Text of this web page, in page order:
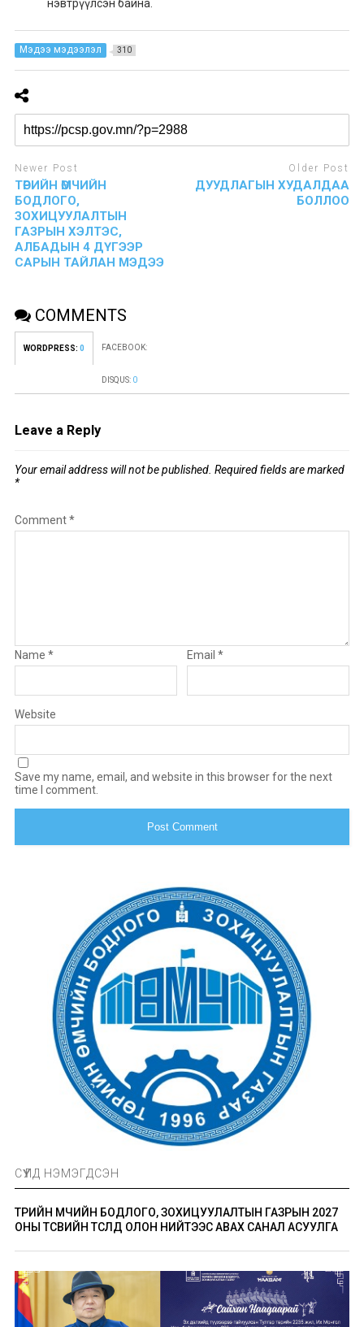
нэвтрүүлсэн байна.
Мэдээ мэдээлэл 310
Newer Post
ТӨРИЙН ӨМЧИЙН
БОДЛОГО,
ЗОХИЦУУЛАЛТЫН
ГАЗРЫН ХЭЛТЭС,
АЛБАДЫН 4 ДҮГЭЭР
САРЫН ТАЙЛАН МЭДЭЭ
Older Post
ДУУДЛАГЫН ХУДАЛДАА
БОЛЛОО
COMMENTS
WORDPRESS: 0 FACEBOOK:
DISQUS: 0
Leave a Reply
Your email address will not be published. Required fields are marked
*
Comment*
Name * Email*
Website
Save my name, email, and website in this browser for the next
time I comment.
СҮҮЛД НЭМЭГДСЭН
ТӨРИЙН ӨМЧИЙН БОДЛОГО, ЗОХИЦУУЛАЛТЫН ГАЗРЫН 2027
ОНЫ ТӨСВИЙН ТӨСӨЛД ОЛОН НИЙТЭЭС АВАХ САНАЛ АСУУЛГА